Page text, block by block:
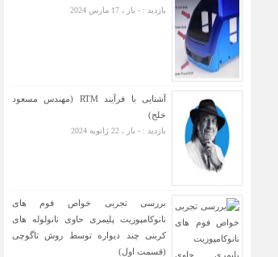
بازدید : - بار ، 17 مارس 2024
آشنایی با فرآیند RTM (مهندس مسعود
خلج)
بازدید : - بار ، 22 ژانویه 2024
بررسی تجربی خواص فوم های
نانوکامپوزیت پلیمری حاوی نانولوله های
کربنی چند دیواره توسط روش تاگوچی
(قسمت اول)